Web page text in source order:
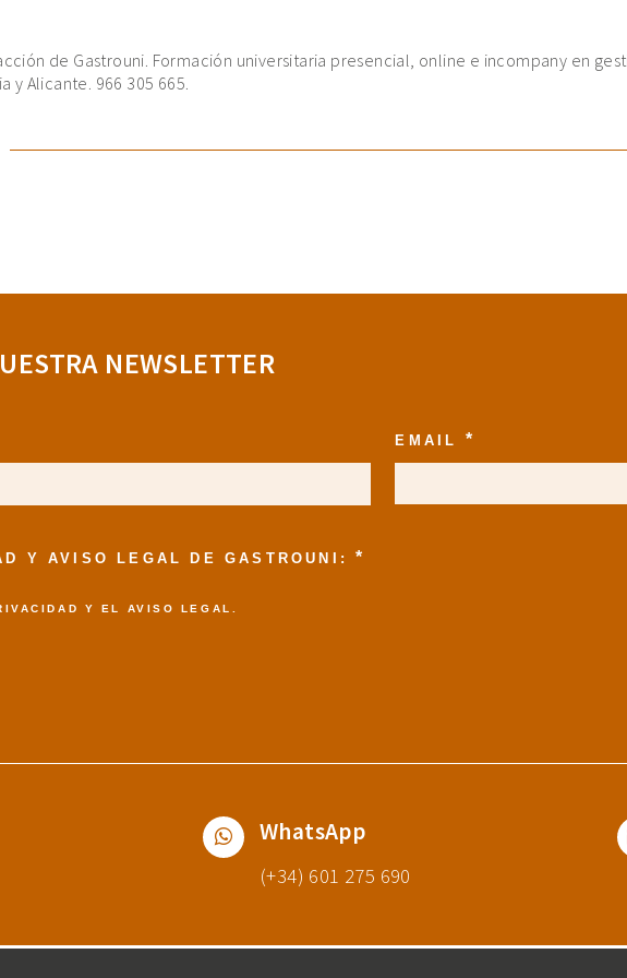
de Gastrouni. Formación universitaria presencial, online e incompany en
y Alicante. 966 305 665.
NEWSLETTER
EMAIL *
Y AVISO LEGAL DE GASTROUNI:*
Y EL AVISO LEGAL
WhatsApp
(+34) 601 275 690